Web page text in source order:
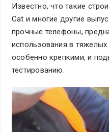
Известно, что такие
Cat и многие другие
прочные телефоны,
использования в
особенно крепкими, и
тестированию.